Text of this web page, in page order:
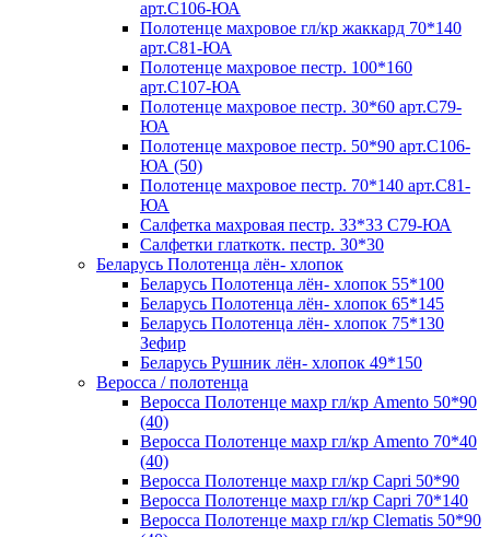
арт.С106-ЮА
Полотенце махровое гл/кр жаккард 70*140
арт.С81-ЮА
Полотенце махровое пестр. 100*160
арт.С107-ЮА
Полотенце махровое пестр. 30*60 арт.С79-
ЮА
Полотенце махровое пестр. 50*90 арт.С106-
ЮА (50)
Полотенце махровое пестр. 70*140 арт.С81-
ЮА
Салфетка махровая пестр. 33*33 С79-ЮА
Салфетки глаткотк. пестр. 30*30
Беларусь Полотенца лён- хлопок
Беларусь Полотенца лён- хлопок 55*100
Беларусь Полотенца лён- хлопок 65*145
Беларусь Полотенца лён- хлопок 75*130
Зефир
Беларусь Рушник лён- хлопок 49*150
Веросса / полотенца
Веросса Полотенце махр гл/кр Amento 50*90
(40)
Веросса Полотенце махр гл/кр Amento 70*40
(40)
Веросса Полотенце махр гл/кр Capri 50*90
Веросса Полотенце махр гл/кр Capri 70*140
Веросса Полотенце махр гл/кр Clematis 50*90